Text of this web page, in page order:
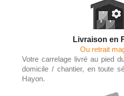
Livraison en
Ou retrait
Votre carrelage livré au pied
domicile / chantier, en toute
Hayon.